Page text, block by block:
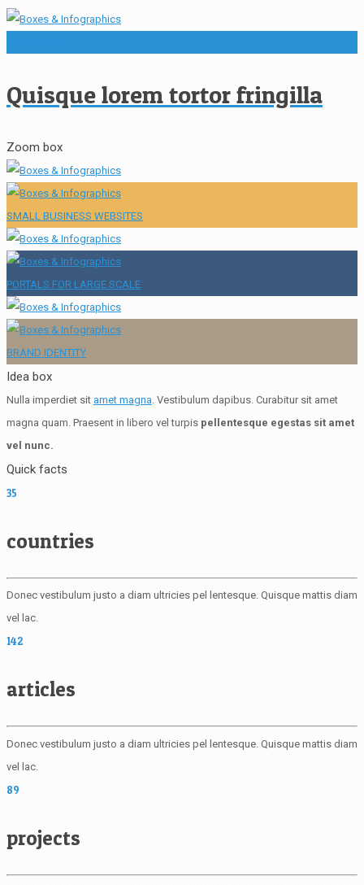
Quisque lorem tortor fringilla
Zoom box
SMALL BUSINESS WEBSITES
PORTALS FOR LARGE SCALE
BRAND IDENTITY
Idea box
Nulla imperdiet sit amet magna . Vestibulum dapibus. Curabitur sit amet
magna quam. Praesent in libero vel turpis pellentesque egestas sit amet
vel nunc.
Quick facts
35
countries
Donec vestibulum justo a diam ultricies pel lentesque. Quisque mattis diam
vel lac.
142
articles
Donec vestibulum justo a diam ultricies pel lentesque. Quisque mattis diam
vel lac.
89
projects